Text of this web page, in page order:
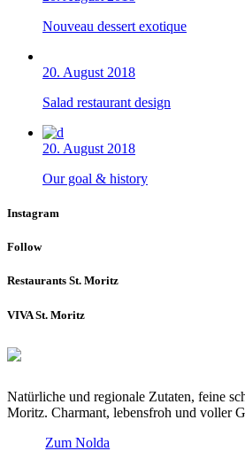
Nouveau dessert exotique
20. August 2018
Salad restaurant design
20. August 2018
Our goal & history
Instagram
Follow
Restaurants St. Moritz
VIVA St. Moritz
Natürliche und regionale Zutaten, feine
Moritz. Charmant, lebensfroh und voller
Zum Nolda